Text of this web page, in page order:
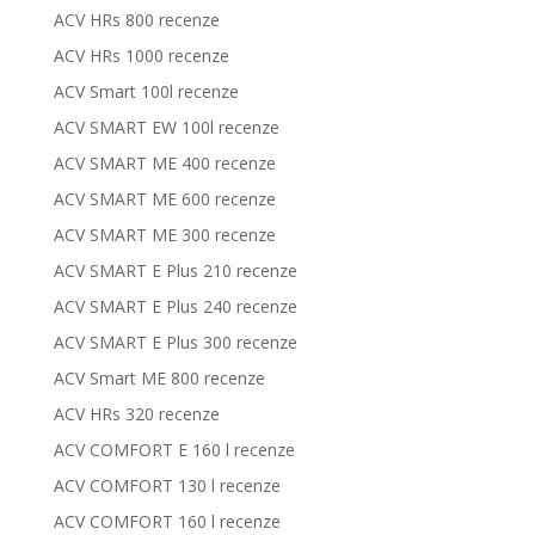
ACV HRs 800 recenze
ACV HRs 1000 recenze
ACV Smart 100l recenze
ACV SMART EW 100l recenze
ACV SMART ME 400 recenze
ACV SMART ME 600 recenze
ACV SMART ME 300 recenze
ACV SMART E Plus 210 recenze
ACV SMART E Plus 240 recenze
ACV SMART E Plus 300 recenze
ACV Smart ME 800 recenze
ACV HRs 320 recenze
ACV COMFORT E 160 l recenze
ACV COMFORT 130 l recenze
ACV COMFORT 160 l recenze